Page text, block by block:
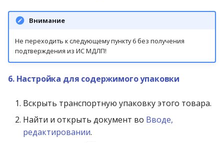
Внимание
Не переходить к следующему пункту 6 без получения
подтверждения из ИС МДЛП!
6. Настройка для содержимого упаковки
Вскрыть транспортную упаковку этого товара.
Найти и открыть документ во Вводе,
редактировании.